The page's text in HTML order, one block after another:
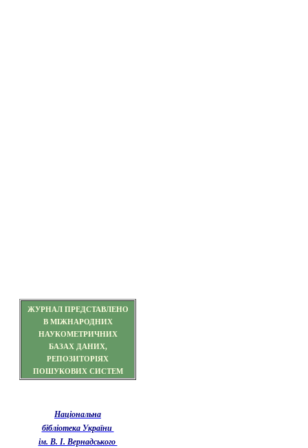
ЖУРНАЛ ПРЕДСТАВЛЕНО
В МІЖНАРОДНИХ
НАУКОМЕТРИЧНИХ
БАЗАХ ДАНИХ,
РЕПОЗИТОРІЯХ
ПОШУКОВИХ СИСТЕМ
Національна
бібліотека України
ім. В. І. Вернадського